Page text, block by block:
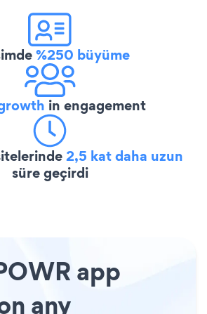
%250 büyüme
in engagement
2,5 kat daha uzun
süre geçirdi
app
any